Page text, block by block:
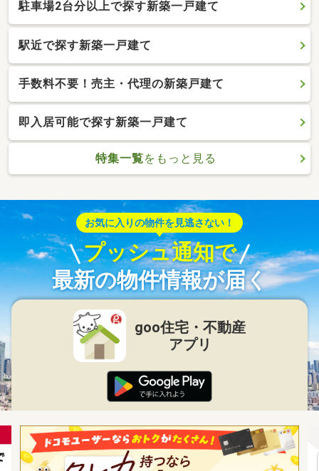
駐車場2台分以上で探す新築一戸建て
駅近で探す新築一戸建て
手数料不要！売主・代理の新築戸建て
即入居可能で探す新築一戸建て
特集一覧をもっと見る
お気に入りの物件を見逃さない！
プッシュ通知で
最新の物件情報が届く
goo住宅・不動産
アプリ